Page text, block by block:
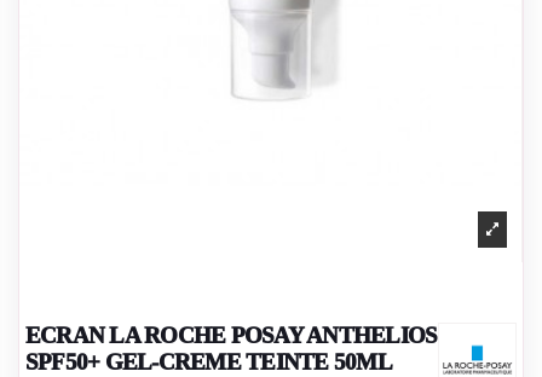
ECRAN LA ROCHE POSAY ANTHELIOS
SPF50+ GEL-CREME TEINTE 50ML